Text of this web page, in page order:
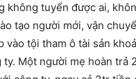
tuyển được ai,
tạo người mới, vận
tội tham ô tài sản
Một người mẹ hoàn